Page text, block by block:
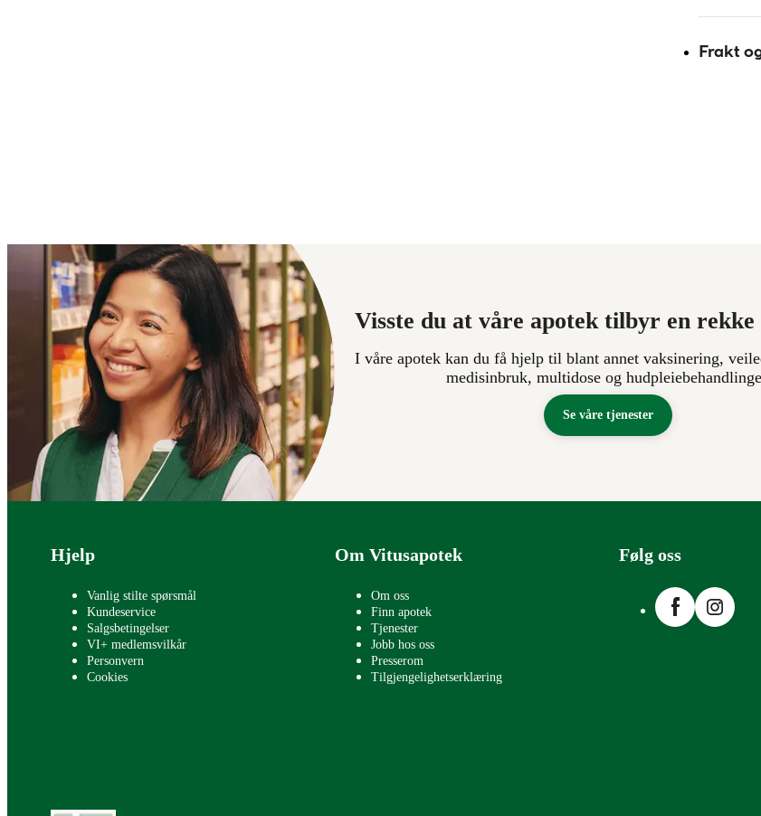
Frakt
Visste du at våre apotek tilbyr en rekke
I våre apotek kan du få hjelp til blant annet vaksinering,
medisinbruk, multidose og
Se våre tjenester
Bunntekst
Hjelp
Vanlig stilte spørsmål
Kundeservice
Salgsbetingelser
VI+ medlemsvilkår
Personvern
Cookies
Om Vitusapotek
Om oss
Finn apotek
Tjenester
Jobb hos oss
Presserom
Tilgjengelighetserklæring
Følg oss
Facebook